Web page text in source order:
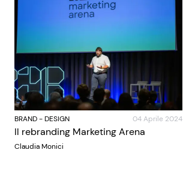
BRAND-DESIGN 04 Aprile 2024
Il rebranding Marketing Arena
Claudia Monici